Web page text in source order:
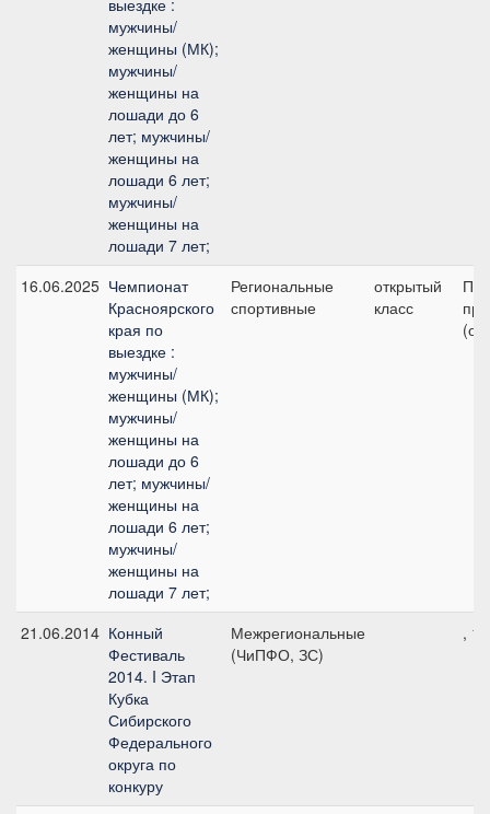
выездке :
мужчины/
женщины (МК);
мужчины/
женщины на
лошади до 6
лет; мужчины/
женщины на
лошади 6 лет;
мужчины/
женщины на
лошади 7 лет;
16.06.2025 Чемпионат
Красноярского
края по
выездке :
мужчины/
женщины (МК);
мужчины/
женщины на
лошади до 6
лет; мужчины/
женщины на
лошади 6 лет;
мужчины/
женщины на
лошади 7 лет;
Региональные
спортивные
открытый
класс
21.06.2014 Конный
Фестиваль
2014. I Этап
Кубка
Сибирского
Федерального
округа по
конкуру
Межрегиональные
(ЧиПФО, ЗС)
,